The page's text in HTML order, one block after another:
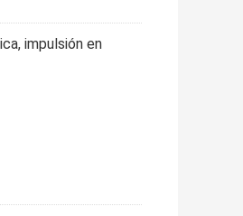
impulsión en